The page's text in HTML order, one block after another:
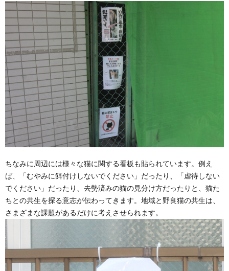
ちなみに周辺には様々な猫に関する看板も貼られています。例え
ば、「むやみに餌付けしないでください」だったり、「虐待しない
でください」だったり、去勢済みの猫の見分け方だったりと、猫た
ちとの共生を探る意志が伝わってきます。地域と野良猫の共生は、
さまざまな課題があるだけに考えさせられます。